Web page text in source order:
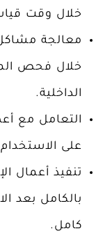
خلال وقت
معالجة
خلال فحص
الداخلية.
التعامل مع
على
تنفيذ أعمال
بالكامل بعد
كامل.